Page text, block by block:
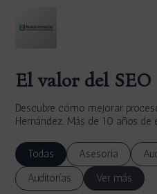
El valor del SEO
Descubre cómo mejorar
Hernández. Más de 10 años de
Todas Asesoría
Auditorías
Ver más